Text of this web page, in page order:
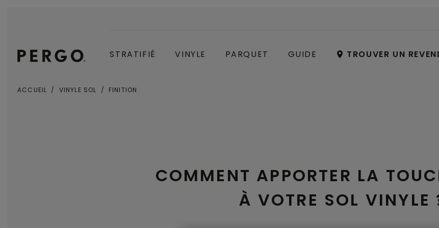
STRATIFIÉ VINYLE PARQUET GUIDE TROUVER UN
ACCUEIL VINYLE SOL FINITION
COMMENT APPORTER LA
À VOTRE SOL VINYLE